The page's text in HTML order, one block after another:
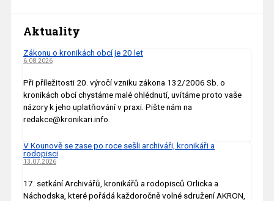
Aktuality
Zákonu o kronikách obcí je 20 let
6.08.2026
Při příležitosti 20. výročí vzniku zákona 132/2006 Sb. o
kronikách obcí chystáme malé ohlédnutí, uvítáme proto vaše
názory k jeho uplatňování v praxi. Pište nám na
redakce@kronikari.info.
V Kounově se zase po roce sešli archiváři, kronikáři a
rodopisci
13.07.2026
17. setkání Archivářů, kronikářů a rodopisců Orlicka a
Náchodska, které pořádá každoročně volné sdružení AKRON,